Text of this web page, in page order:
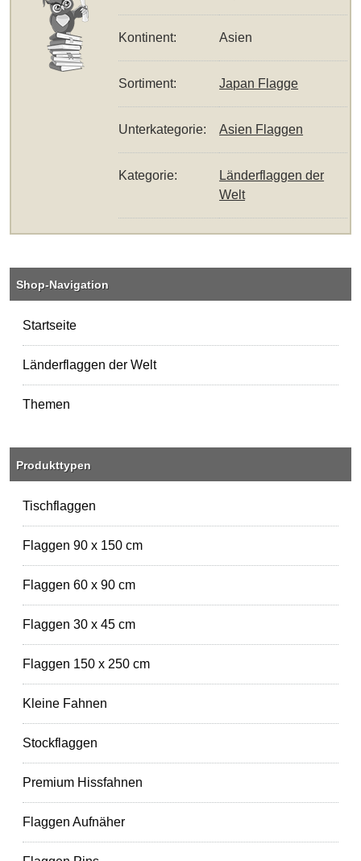
Kontinent: Asien
Sortiment: Japan Flagge
Unterkategorie: Asien Flaggen
Kategorie:
Länderflaggen der
Welt
Shop-Navigation
Startseite
Länderflaggen der Welt
Themen
Produkttypen
Tischflaggen
Flaggen 90 x 150 cm
Flaggen 60 x 90 cm
Flaggen 30 x 45 cm
Flaggen 150 x 250 cm
Kleine Fahnen
Stockflaggen
Premium Hissfahnen
Flaggen Aufnäher